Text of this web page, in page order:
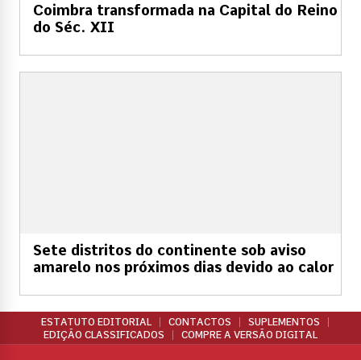
Coimbra transformada na Capital do Reino
do Séc. XII
Sete distritos do continente sob aviso
amarelo nos próximos dias devido ao calor
ESTATUTO EDITORIAL CONTACTOS
SUPLEMENTOS
EDIÇÃO CLASSIFICADOS
COMPRE A VERSÃO DIGITAL